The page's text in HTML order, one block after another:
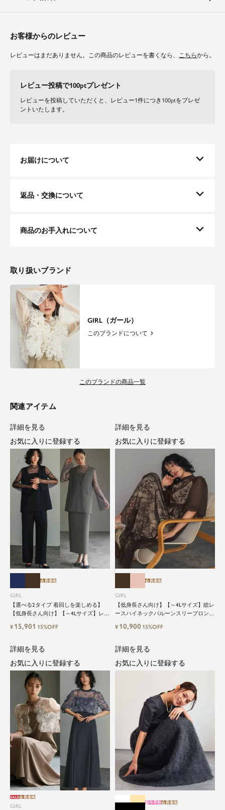
体型カバーポイント
ギャザーチュールのオフショルダーがデコルテラインを美しく、顔周りをす
オールインワンは高めのウエスト位置とセンタ－プレスで、脚長効果を期待
できます。
ワイドシルエットはボディラインを拾いにくいのでスタイルアップに◎。
ちらりとのぞく足首を華奢見せします。
素材
オフショルダーとヨーク部分、袖には透け感のある繊細で柔らかなチュール
重さを感じずに軽やかな印象でご着用頂けます。
お客様からのレビュー
レビューはまだありません。この商品のレビューを書くなら、 こちらから。
レビュー投稿で100ptプレゼント
レビューを投稿していただくと、レビュー1件につき100ptをプレゼ
ントいたします。
お届けについて
返品・交換について
商品のお手入れについて
取り扱いブランド
GIRL（ガール）
このブランドについて
このブランドの商品一覧
関連アイテム
GIRL
【選べる2タイプ 着回しを楽しめる】
【低身長さん向け】【～4Lサイズ】レイ
カートorワイドパンツセットアップロン
ティードレス
会員価格
¥ 15,901 15%OFF
詳細を見る
お気に入りに登録する
GIRL
【低身長さん向け】【～4Lサイズ】総レ
ースハイネックバルーンスリーブロング
会員価格
¥ 10,900 15%OFF
詳細を見る
お気に入りに登録する
GIRL
SALE会員価格
詳細を見る
お気に入りに登録する
新作早割会員価格
詳細を見る
お気に入りに登録する